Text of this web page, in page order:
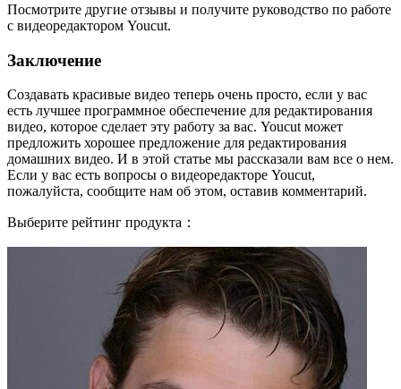
Посмотрите другие отзывы и получите руководство по работе
с видеоредактором Youcut.
Заключение
Создавать красивые видео теперь очень просто, если у вас
есть лучшее программное обеспечение для редактирования
видео, которое сделает эту работу за вас. Youcut может
предложить хорошее предложение для редактирования
домашних видео. И в этой статье мы рассказали вам все о нем.
Если у вас есть вопросы о видеоредакторе Youcut,
пожалуйста, сообщите нам об этом, оставив комментарий.
Выберите рейтинг продукта：